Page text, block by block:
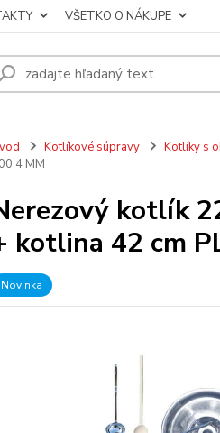
VŠETKO O NÁKUPE
Kotlíkové súpravy Kotlíky s
4 MM
kotlík
kotlina 42 cm
Novinka